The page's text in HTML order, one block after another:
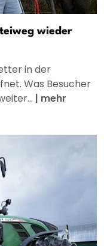
wieder
in der
Was Besucher
| mehr